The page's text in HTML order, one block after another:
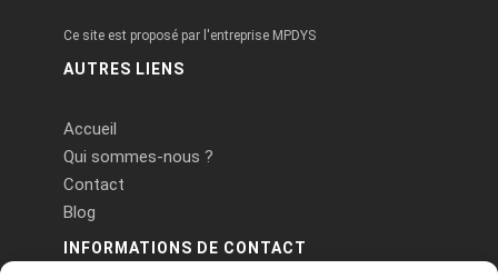
Ce site est proposé par l'entreprise MPDYS
AUTRES LIENS
Accueil
Qui sommes-nous ?
Contact
Blog
INFORMATIONS DE CONTACT